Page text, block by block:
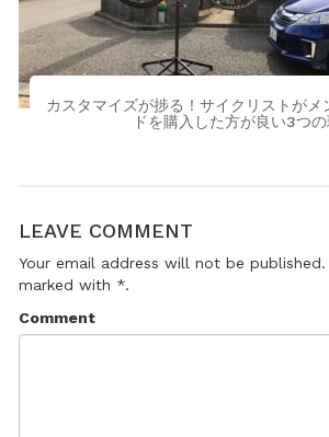
カスタマイズが捗る！サイクリストがメ
ドを購入した方が良い3つ
LEAVE COMMENT
Your email address will not be
marked with *.
Comment